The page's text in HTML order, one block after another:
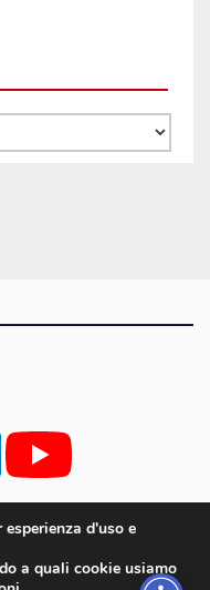
d'uso e
a quali cookie usiamo